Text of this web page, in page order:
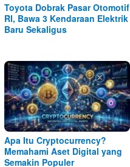
Toyota Dobrak Pasar Otomotif
RI, Bawa 3 Kendaraan Elektrik
Baru Sekaligus
Apa Itu Cryptocurrency?
Memahami Aset Digital yang
Semakin Populer